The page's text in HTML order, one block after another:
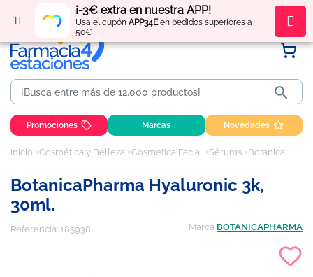
¡-3€ extra en nuestra APP!
Usa el cupón APP34Een pedidos superiores a
50€
Regístratey obténpuntos por tus compras

Promociones Marcas Novedades
Inicio Cosmética y Belleza Cosmética Facial Sérums BotanicaPharma Hyaluronic 3k, 30ml.
BotanicaPharma Hyaluronic 3k,
30ml.
Referencia: 185938 Marca BOTANICAPHARMA